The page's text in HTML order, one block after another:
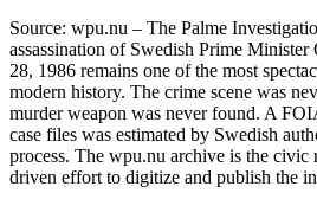
Source: wpu.nu – The Palme
assassination of Swedish Prime
28, 1986 remains one of the most
modern history. The crime scene was
murder weapon was never found. A
case files was estimated by Swedish
process. The wpu.nu archive is the
driven effort to digitize and publish the